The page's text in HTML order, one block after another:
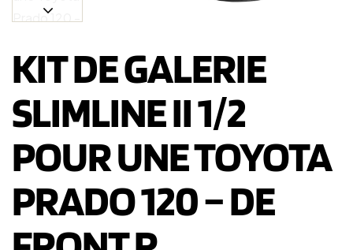
KIT DE GALERIE
SLIMLINE II 1/2
POUR UNE TOYOTA
PRADO 120 – DE